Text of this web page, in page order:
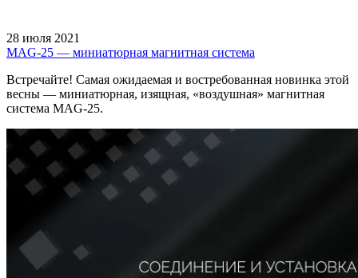
28 июля 2021
MAG-25 — миниатюрная магнитная система
Встречайте! Самая ожидаемая и востребованная новинка этой
весны — миниатюрная, изящная, «воздушная» магнитная
система MAG-25.